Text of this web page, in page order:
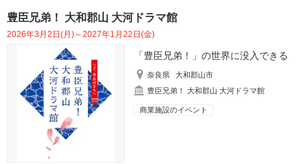
豊臣兄弟！ 大和郡山 大河ドラマ館
2026年3月2日(月)～2027年1月22日(金)
「豊臣兄弟！」の世界に没入できる
奈良県
大和郡山市
豊臣兄弟！ 大和郡山 大河ドラマ館
商業施設のイベント